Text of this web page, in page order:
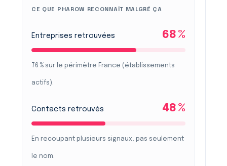
CE QUE PHAROW RECONNAÎT MALGRÉ ÇA
Entreprises retrouvées 68 %
76 % sur le périmètre France (établissements
actifs).
Contacts retrouvés 48 %
En recoupant plusieurs signaux, pas seulement
le nom.